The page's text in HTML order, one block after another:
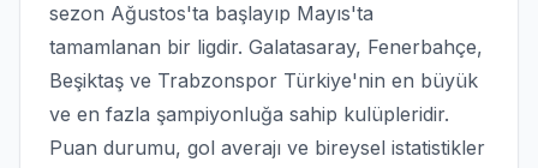
sezon Ağustos'ta başlayıp Mayıs'ta
tamamlanan bir ligdir. Galatasaray, Fenerbahçe,
Beşiktaş ve Trabzonspor Türkiye'nin en büyük
ve en fazla şampiyonluğa sahip kulüpleridir.
Puan durumu, gol averajı ve bireysel istatistikler